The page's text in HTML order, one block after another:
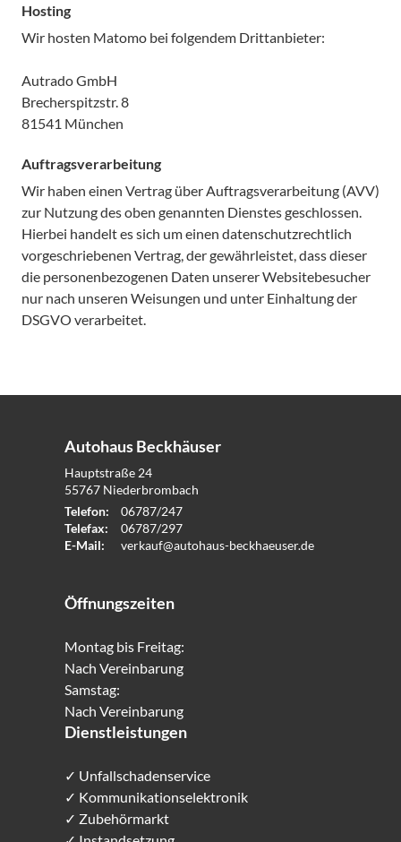
Hosting
Wir hosten Matomo bei folgendem Drittanbieter:
Autrado GmbH
Brecherspitzstr. 8
81541 München
Auftragsverarbeitung
Wir haben einen Vertrag über Auftragsverarbeitung (AVV)
zur Nutzung des oben genannten Dienstes geschlossen.
Hierbei handelt es sich um einen datenschutzrechtlich
vorgeschriebenen Vertrag, der gewährleistet, dass dieser
die personenbezogenen Daten unserer Websitebesucher
nur nach unseren Weisungen und unter Einhaltung der
DSGVO verarbeitet.
Autohaus Beckhäuser
Hauptstraße 24
55767 Niederbrombach
Telefon:
06787/247
Telefax:
06787/297
E-Mail:
verkauf@autohaus-beckhaeuser.de
Öffnungszeiten
Montag bis Freitag:
Nach Vereinbarung
Samstag:
Nach Vereinbarung
Dienstleistungen
✓ Unfallschadenservice
✓ Kommunikationselektronik
✓ Zubehörmarkt